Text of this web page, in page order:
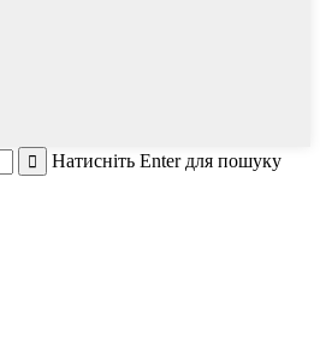
Натисніть Enter для пошуку